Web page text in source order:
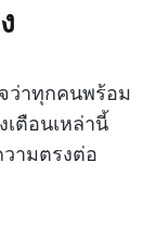
ว่าทุกคนพร้อม
ตือนเหล่านี้
ามตรงต่อ